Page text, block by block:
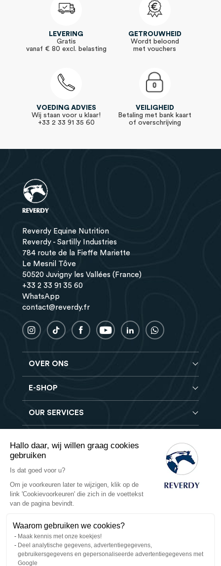
Hallo daar, wij willen graag cookies
gebruiken
Is dat goed voor u?
Om je voorkeuren later te wijzigen, klik op de
link 'Cookievoorkeuren' die zich in de voettekst
van de pagina bevindt.
Waarom gebruiken we cookies?
Maak kennis met onze koekjes!
Deel analytische gegevens, advertentiegegevens,
gebruikersgegevens en gepersonaliseerde advertentiegegevens met
Google
LEVERING
Gratis
vanaf € 80 excl. belasting
GETROUWHEID
Wordt beloond
met vouchers
VOEDING ADVIES
Wij staan voor u klaar!
+33 2 33 91 35 60
VEILIGHEID
Betaling met bank kaart
of overschrijving
Reverdy Equine Nutrition
Reverdy - Sartilly Industries
784 route de la Fieffe Mariette
Le Mesnil Tôve
50520 Juvigny les Vallées (France)
+33 2 33 91 35 60
WhatsApp
contact@reverdy.fr
OVER ONS
Blog
Banen
Contact
E-SHOP
Compleet voeder
Granen verbeteraars
Mineralen- en Vitaminen supplementen
Voedingssupplementen
Reverdy Vet
Natuurlijke producten
OUR SERVICES
Reverdy B2B
Levering
Veilige betaling
Retourbeleid
Bedrijfsgegevens
Cookies